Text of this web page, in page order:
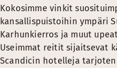
Kokosimme vinkit
kansallispuistoihin ympäri
Karhunkierros ja muut
Useimmat reitit sijaitsevat
Scandicin hotelleja tarjoten